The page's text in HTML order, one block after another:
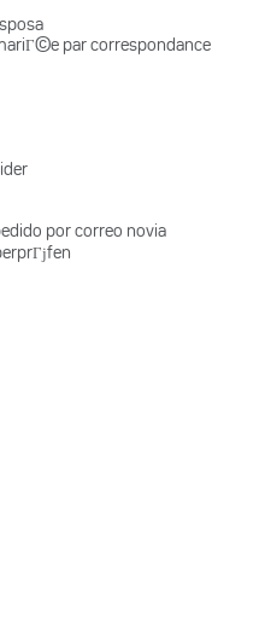
par correspondance
por correo novia